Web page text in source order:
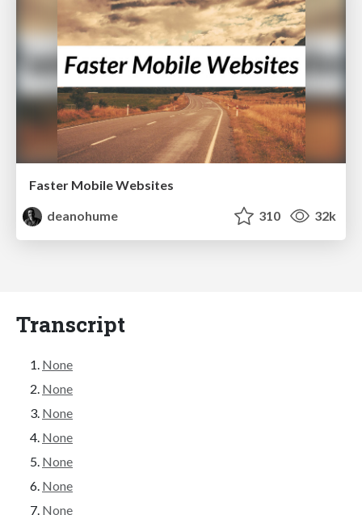
Faster Mobile Websites
deanohume
310 32k
Transcript
None
None
None
None
None
None
None